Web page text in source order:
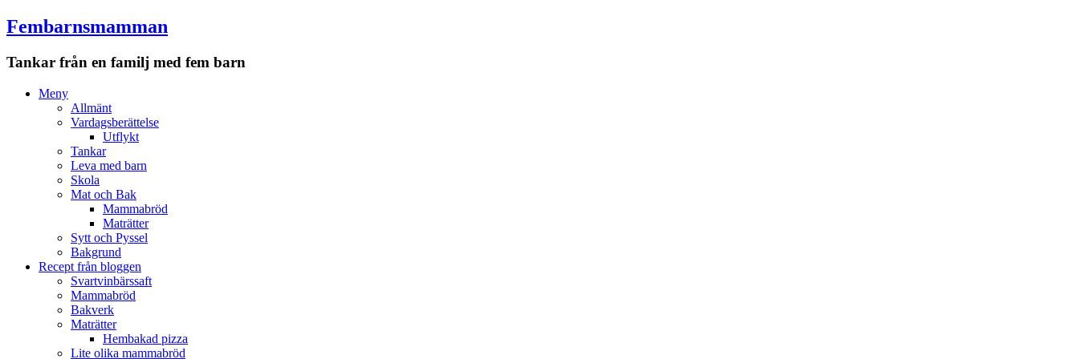
Fembarnsmamman
Tankar från en familj med fem barn
Meny
HoppaMeny
Allmänt
Vardagsberättelse
Utflykt
Tankar
Leva med barn
Skola
Mat och Bak
Mammabröd
Maträtter
Sytt och Pyssel
Bakgrund
Recept från bloggen
Svartvinbärssaft
Mammabröd
Bakverk
Maträtter
Hembakad pizza
Lite olika mammabröd